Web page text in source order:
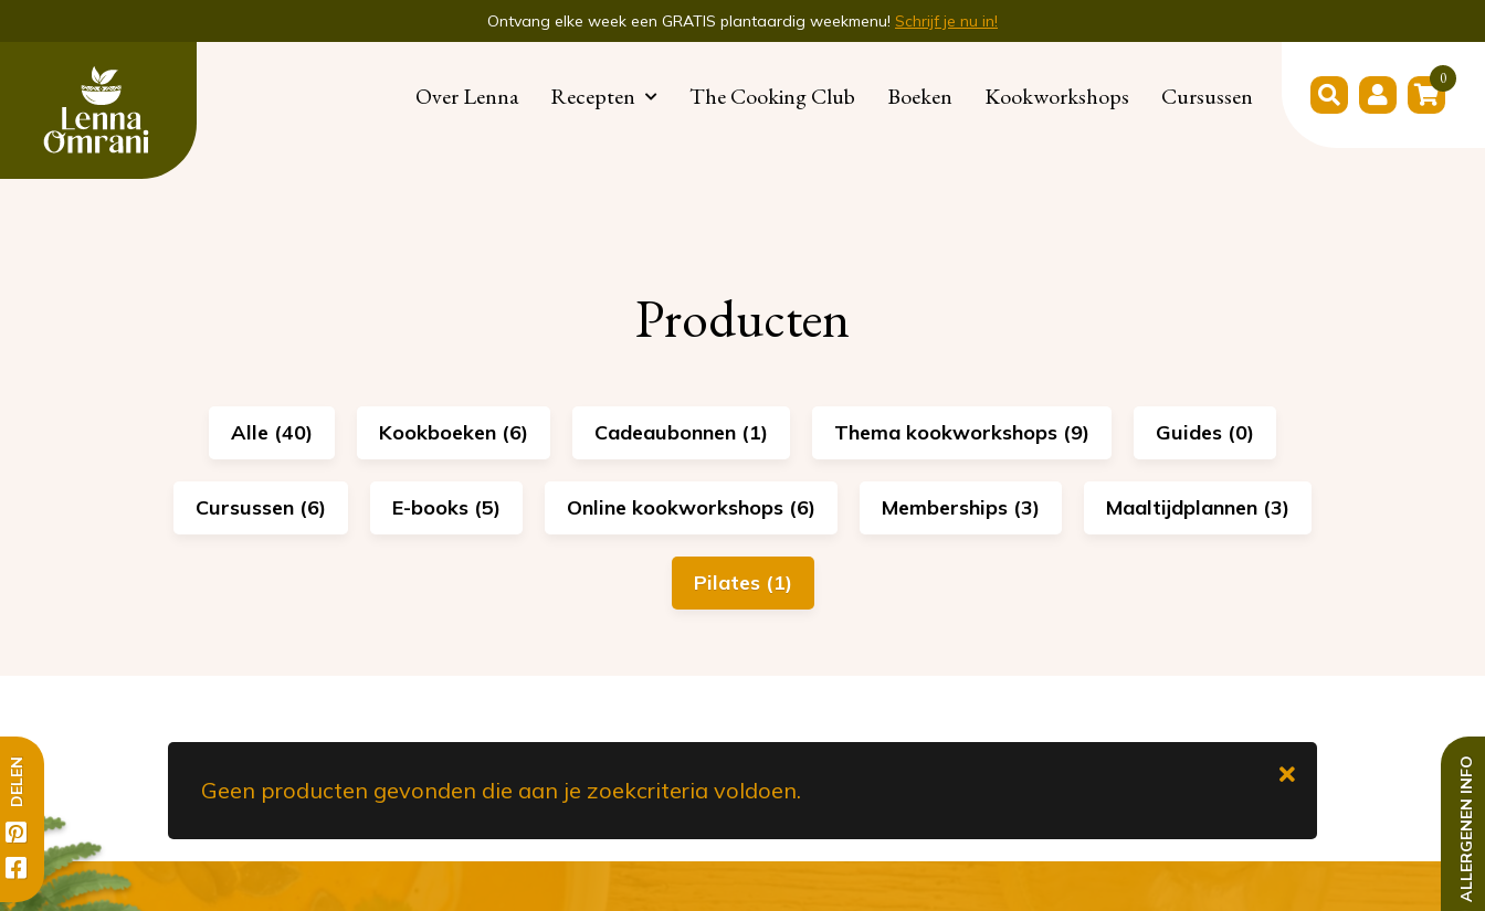
Ontvang elke week een GRATIS plantaardig weekmenu! Schrijf je nu in!
Over Lenna Recepten The Cooking Club Boeken Kookworkshops Cursussen
0
DELEN
ALLERGENEN
INFO
Producten
Alle (40) Kookboeken (6) Cadeaubonnen (1) Thema kookworkshops (9) Guides (0)
Cursussen (6) E-books (5) Online kookworkshops (6) Memberships (3) Maaltijdplannen (3)
Pilates (1)
Geen producten gevonden die aan je zoekcriteria voldoen.